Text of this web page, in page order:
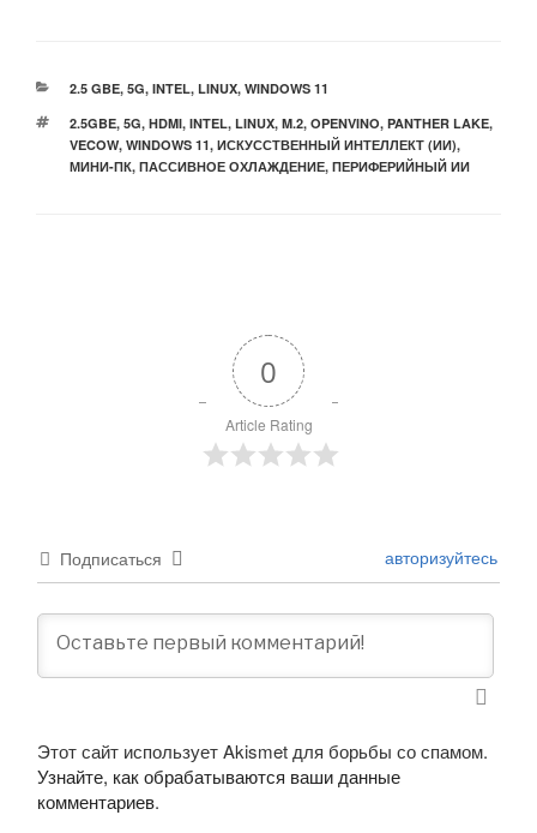
РУБРИКИ
2.5 GBE, 5G, INTEL, LINUX, WINDOWS 11
МЕТКИ
2.5GBE, 5G, HDMI, INTEL, LINUX, M.2, OPENVINO, PANTHER LAKE,
VECOW, WINDOWS 11, ИСКУССТВЕННЫЙ ИНТЕЛЛЕКТ (ИИ),
МИНИ-ПК, ПАССИВНОЕ ОХЛАЖДЕНИЕ, ПЕРИФЕРИЙНЫЙ ИИ
0
Article Rating
Подписаться авторизуйтесь
Этот сайт использует Akismet для борьбы со спамом.
Узнайте, как обрабатываются ваши данные
комментариев.